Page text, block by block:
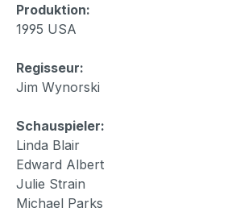
Produktion:
1995 USA
Regisseur:
Jim Wynorski
Schauspieler:
Linda Blair
Edward Albert
Julie Strain
Michael Parks